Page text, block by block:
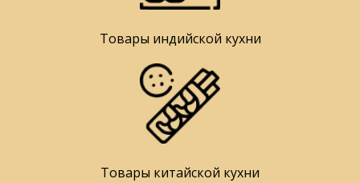
Товары индийской кухни
Товары китайской кухни